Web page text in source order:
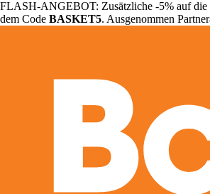
FLASH-ANGEBOT: Zusätzliche -5% auf die
dem Code BASKET5. Ausgenommen